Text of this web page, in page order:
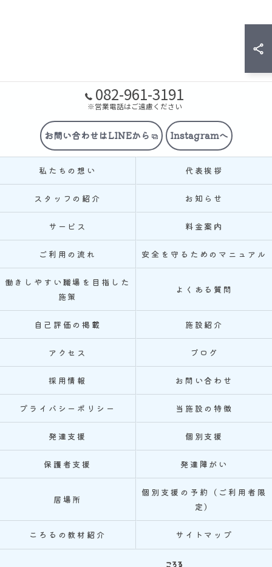
082-961-3191
※営業電話はご遠慮ください
お問い合わせはLINEから Instagramへ
私たちの想い 代表挨拶
スタッフの紹介 お知らせ
サービス 料金案内
ご利用の流れ 安全を守るためのマニュアル
働きしやすい職場を目指した
施策
よくある質問
自己評価の掲載 施設紹介
アクセス ブログ
採用情報 お問い合わせ
プライバシーポリシー 当施設の特徴
発達支援 個別支援
保護者支援 発達障がい
居場所
個別支援の予約（ご利用者限
定）
ころるの教材紹介 サイトマップ